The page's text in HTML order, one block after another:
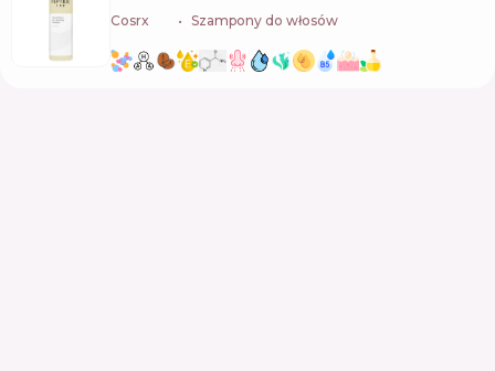
Cosrx
Szampony do włosów